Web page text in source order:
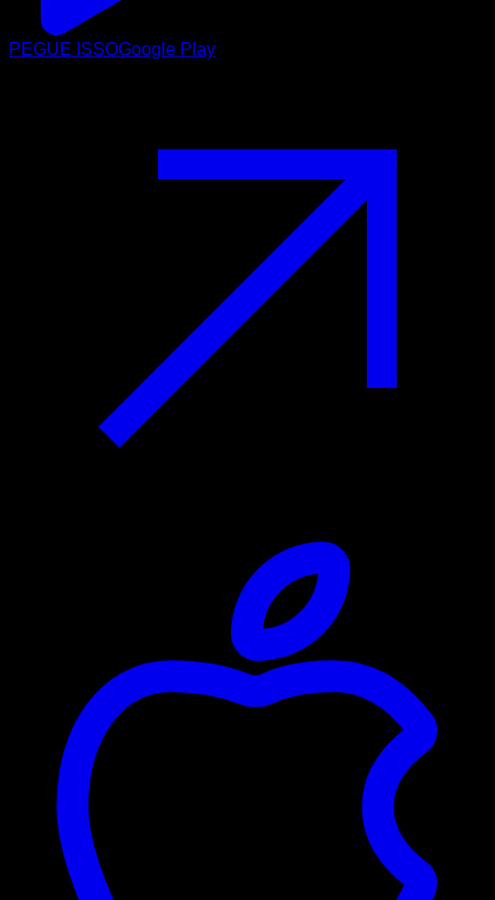
PEGUE ISSOGoogle Play